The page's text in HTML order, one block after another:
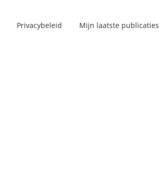
Privacybeleid Mijn laatste publicaties